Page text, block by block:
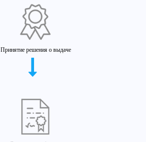
Принятие решения о выдаче